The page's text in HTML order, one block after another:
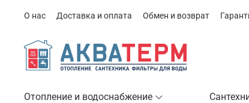
О нас Доставка и оплата Обмен и возврат
Отопление и водоснабжение